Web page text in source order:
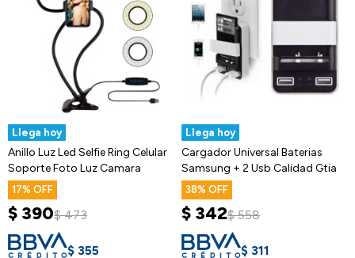
Llega hoy
Anillo Luz Led Selfie Ring Celular
Soporte Foto Luz Camara
17
$ 390$ 473
$ 355
Llega hoy
Cargador Universal Baterias
Samsung + 2 Usb Calidad Gtia
38
$ 342$ 558
$ 311